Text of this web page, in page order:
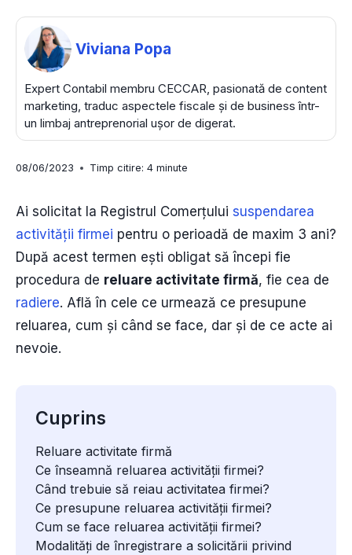
Viviana Popa
Expert Contabil membru CECCAR, pasionată de content
marketing, traduc aspectele fiscale și de business într-
un limbaj antreprenorial ușor de digerat.
08/06/2023 Timp citire: 4 minute
Ai solicitat la Registrul Comerțului suspendarea
activității firmei pentru o perioadă de maxim 3 ani?
După acest termen ești obligat să începi fie
procedura de reluare activitate firmă, fie cea de
radiere. Află în cele ce urmează ce presupune
reluarea, cum și când se face, dar și de ce acte ai
nevoie.
Cuprins
Reluare activitate firmă
Ce înseamnă reluarea activității firmei?
Când trebuie să reiau activitatea firmei?
Ce presupune reluarea activității firmei?
Cum se face reluarea activității firmei?
Modalități de înregistrare a solicitării privind